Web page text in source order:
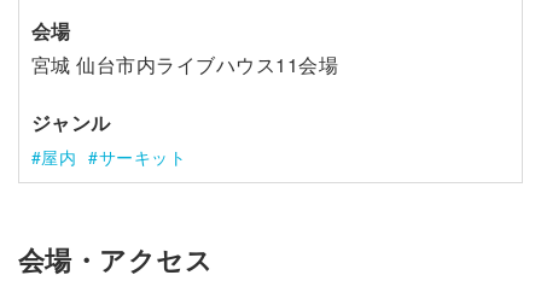
会場
宮城 仙台市内ライブハウス11会場
ジャンル
屋内 サーキット
会場・アクセス